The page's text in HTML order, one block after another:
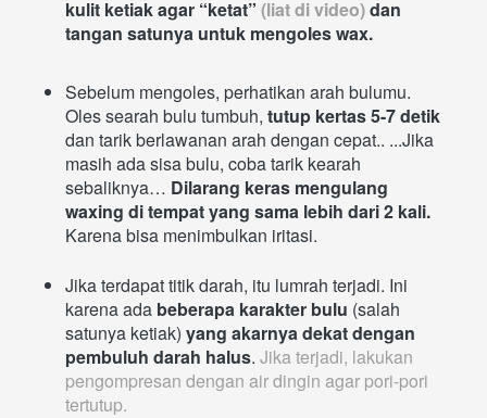
kulit ketiak agar “ketat” (liat di video) dan
tangan satunya untuk mengoles wax.
Sebelum mengoles, perhatikan arah bulumu.
Oles searah bulu tumbuh, tutup kertas 5-7 detik
dan tarik berlawanan arah dengan cepat.. ...Jika
masih ada sisa bulu, coba tarik kearah
sebaliknya… Dilarang keras mengulang
waxing di tempat yang sama lebih dari 2 kali.
Karena bisa menimbulkan iritasi.
Jika terdapat titik darah, itu lumrah terjadi. Ini
karena ada beberapa karakter bulu (salah
satunya ketiak) yang akarnya dekat dengan
pembuluh darah halus. Jika terjadi, lakukan
pengompresan dengan air dingin agar pori-pori
tertutup.